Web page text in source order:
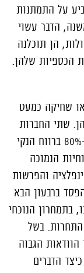
על התמתנות
הדבר עשוי
הן תוכלנה
הכספיות שלהן.
שחיקה כמעט
שתי החברות
דיווחו על ירידה בהכנסות ועל ירידה של כ-80% ברווח הנקי
הנמוכה
והפרשות
ברבעון הבא
בתמחרון הנוכחי
התחרות. בשל
הגבוה
הדברים